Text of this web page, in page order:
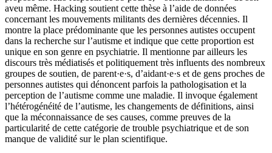
aveu même. Hacking soutient cette thèse à l’aide de données
concernant les mouvements militants des dernières décennies. Il
montre la place prédominante que les personnes autistes occupent
dans la recherche sur l’autisme et indique que cette proportion est
unique en son genre en psychiatrie. Il mentionne par ailleurs les
discours très médiatisés et politiquement très influents des nombreux
groupes de soutien, de parent·e·s, d’aidant·e·s et de gens proches de
personnes autistes qui dénoncent parfois la pathologisation et la
perception de l’autisme comme une maladie. Il invoque également
l’hétérogénéité de l’autisme, les changements de définitions, ainsi
que la méconnaissance de ses causes, comme preuves de la
particularité de cette catégorie de trouble psychiatrique et de son
manque de validité sur le plan scientifique.